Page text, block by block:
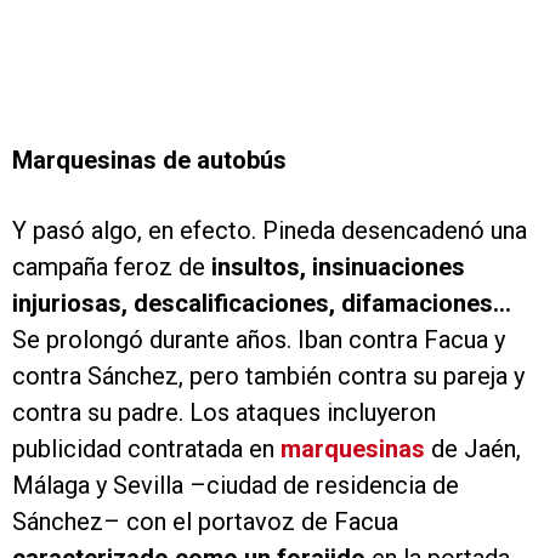
Marquesinas de autobús
Y pasó algo, en efecto. Pineda desencadenó una
campaña feroz de insultos, insinuaciones
injuriosas, descalificaciones, difamaciones...
Se prolongó durante años. Iban contra Facua y
contra Sánchez, pero también contra su pareja y
contra su padre. Los ataques incluyeron
publicidad contratada en marquesinas de Jaén,
Málaga y Sevilla –ciudad de residencia de
Sánchez– con el portavoz de Facua